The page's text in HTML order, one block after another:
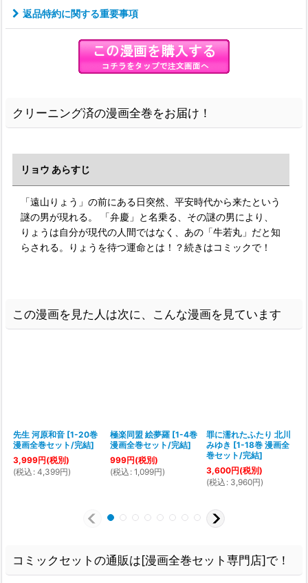
返品特約に関する重要事項
クリーニング済の漫画全巻をお届け！
リョウ あらすじ
「遠山りょう」の前にある日突然、平安時代から来たという
謎の男が現れる。 「弁慶」と名乗る、その謎の男により、
りょうは自分が現代の人間ではなく、あの「牛若丸」だと知
らされる。りょうを待つ運命とは！？続きはコミックで！
この漫画を見た人は次に、こんな漫画を見ています
先生 河原和音 [1-20巻
漫画全巻セット/完結]
3,999円(税別)
(税込 : 4,399円)
極楽同盟 絵夢羅 [1-4巻
漫画全巻セット/完結]
999円(税別)
(税込 : 1,099円)
罪に濡れたふたり 北川
みゆき [1-18巻 漫画全
巻セット/完結]
3,600円(税別)
(税込 : 3,960円)
コミックセットの通販は[漫画全巻セット専門店]で！